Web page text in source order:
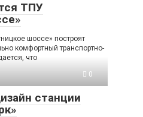
ТПУ
шоссе» построят
комфортный транспортно-
что
0
станции